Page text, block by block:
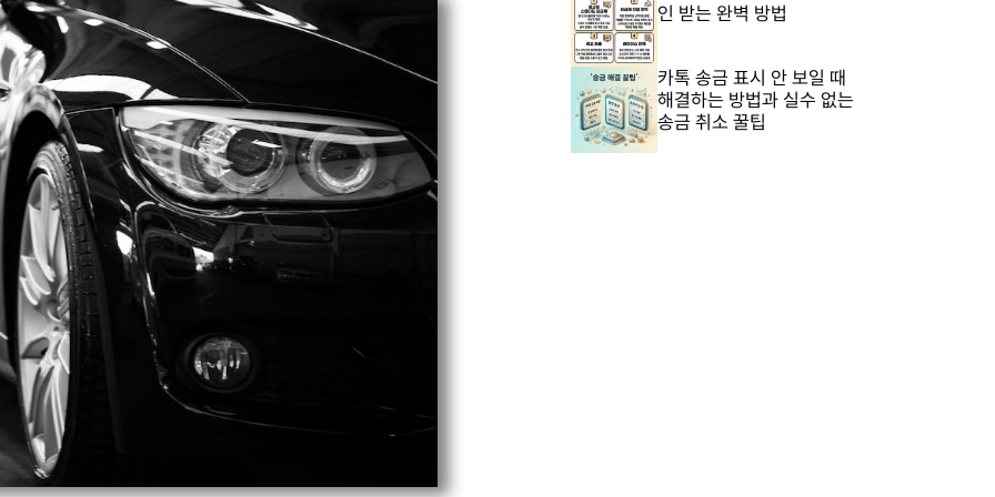
인 받는 완벽 방법
카톡 송금 표시 안 보일 때
해결하는 방법과 실수 없는
송금 취소 꿀팁